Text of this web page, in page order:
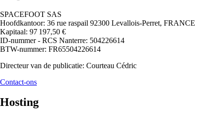
SPACEFOOT SAS
Hoofdkantoor: 36 rue raspail 92300 Levallois-Perret, FRANCE
Kapitaal: 97 197,50 €
ID-nummer - RCS Nanterre: 504226614
BTW-nummer: FR65504226614
Directeur van de publicatie: Courteau Cédric
Contact-ons
Hosting